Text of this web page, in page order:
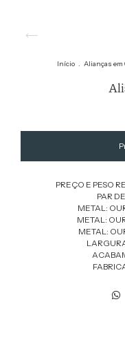
Início . Alianças em
PREÇO E PESO
PAR
METAL:
METAL:
METAL: